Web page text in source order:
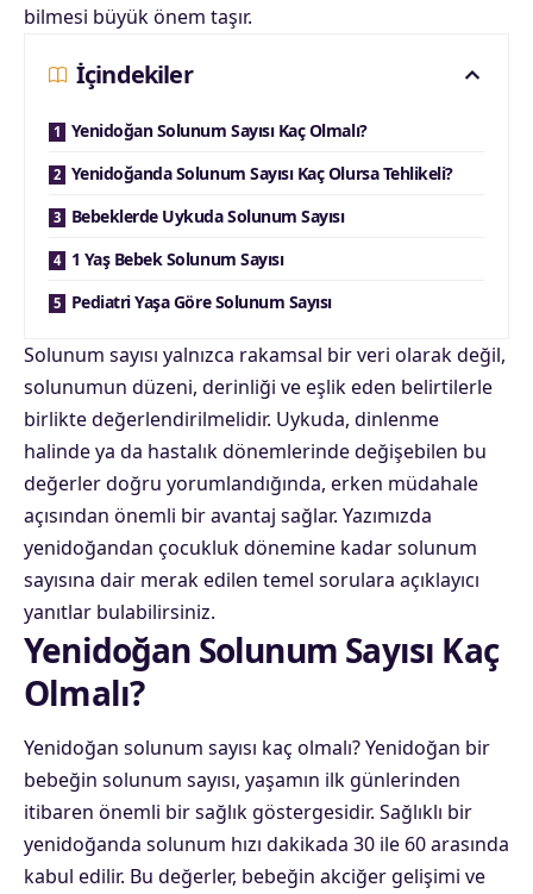
bilmesi büyük önem taşır.
İçindekiler
Yenidoğan Solunum Sayısı Kaç Olmalı?
Yenidoğanda Solunum Sayısı Kaç Olursa Tehlikeli?
Bebeklerde Uykuda Solunum Sayısı
1 Yaş Bebek Solunum Sayısı
Pediatri Yaşa Göre Solunum Sayısı
Solunum sayısı yalnızca rakamsal bir veri olarak değil,
solunumun düzeni, derinliği ve eşlik eden belirtilerle
birlikte değerlendirilmelidir. Uykuda, dinlenme
halinde ya da hastalık dönemlerinde değişebilen bu
değerler doğru yorumlandığında, erken müdahale
açısından önemli bir avantaj sağlar. Yazımızda
yenidoğandan çocukluk dönemine kadar solunum
sayısına dair merak edilen temel sorulara açıklayıcı
yanıtlar bulabilirsiniz.
Yenidoğan Solunum Sayısı Kaç
Olmalı?
Yenidoğan solunum sayısı kaç olmalı? Yenidoğan bir
bebeğin solunum sayısı, yaşamın ilk günlerinden
itibaren önemli bir sağlık göstergesidir. Sağlıklı bir
yenidoğanda solunum hızı dakikada 30 ile 60 arasında
kabul edilir. Bu değerler, bebeğin akciğer gelişimi ve